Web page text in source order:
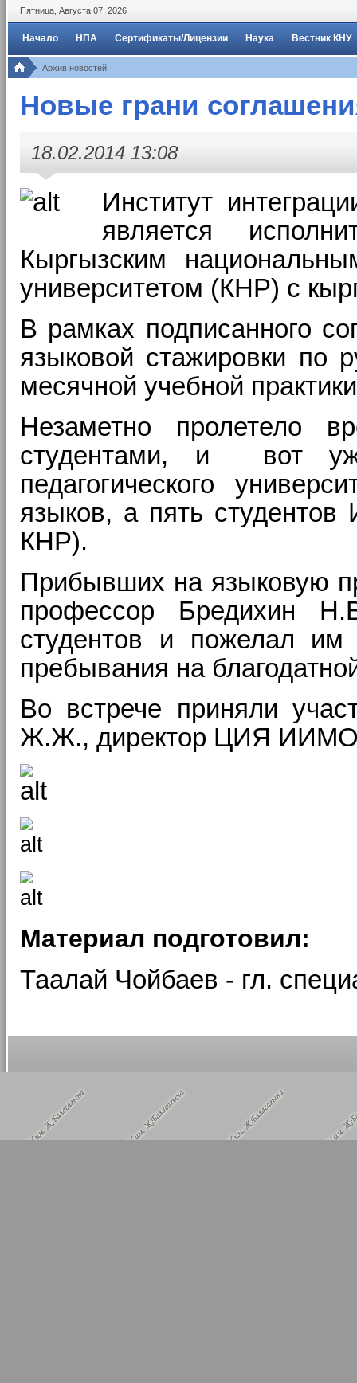
Пятница Августа 07 2026
Начало НПА Сертификаты/Лицензии Наука Вестник КНУ
Архив новостей
Новые грани
18.02.2014 13:08
Институт
является
Кыргызским
университетом (КНР) с
В рамках подписанного
языковой стажировки по
месячной учебной
Незаметно пролетело
студентами, и вот
педагогического
языков, а пять
КНР).
Прибывших на языковую
профессор Бредихин
студентов и пожелал
пребывания на
Во встрече приняли
Ж.Ж., директор ЦИЯ
Материал подготовил:
Таалай Чойбаев - гл.